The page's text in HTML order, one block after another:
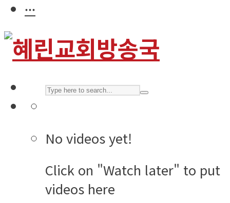
···
No videos yet!
Click on "Watch later" to put
videos here